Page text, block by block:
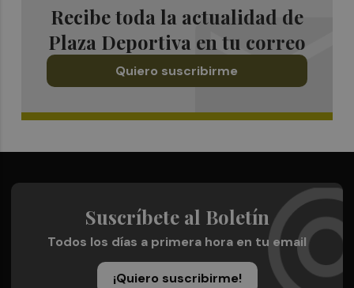
Recibe toda la actualidad de
Plaza Deportiva en tu correo
Quiero suscribirme
Suscríbete al Boletín
Todos los días a primera hora en tu email
¡Quiero suscribirme!